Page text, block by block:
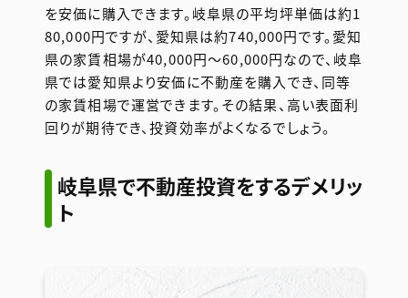
を安価に購入できます。岐阜県の平均坪単価は約1
80,000円ですが、愛知県は約740,000円です。愛知
県の家賃相場が40,000円〜60,000円なので、岐阜
県では愛知県より安価に不動産を購入でき、同等
の家賃相場で運営できます。その結果、高い表面利
回りが期待でき、投資効率がよくなるでしょう。
岐阜県で不動産投資をするデメリッ
ト